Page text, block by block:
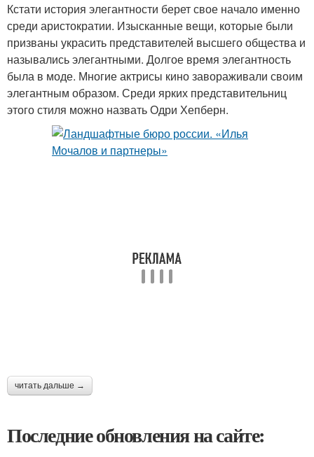
Кстати история элегантности берет свое начало именно
среди аристократии. Изысканные вещи, которые были
призваны украсить представителей высшего общества и
назывались элегантными. Долгое время элегантность
была в моде. Многие актрисы кино завораживали своим
элегантным образом. Среди ярких представительниц
этого стиля можно назвать Одри Хепберн.
читать дальше →
Последние обновления на сайте: